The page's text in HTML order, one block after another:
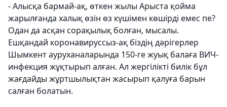
- Алысқа бармай-ақ, өткен жылы Арыста қойма
жарылғанда халық өзін өз күшімен көшірді емес пе?
Одан да асқан сорақылық болған, мысалы.
Ешқандай коронавируссыз-ақ біздің дәрігерлер
Шымкент ауруханаларында 150-ге жуық балаға ВИЧ-
инфекция жұқтырып алған. Ал жергілікті билік бұл
жағдайды жұртшылықтан жасырып қалуға барын
салған болатын.